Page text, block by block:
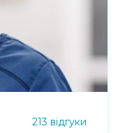
213 відгуки